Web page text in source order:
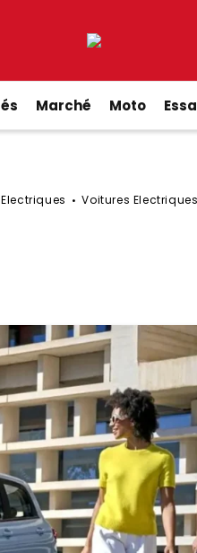
Marché Moto
Voitures